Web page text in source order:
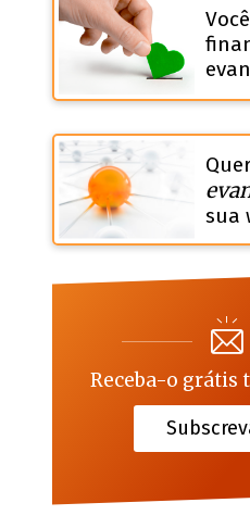
sua
Receba-o grátis